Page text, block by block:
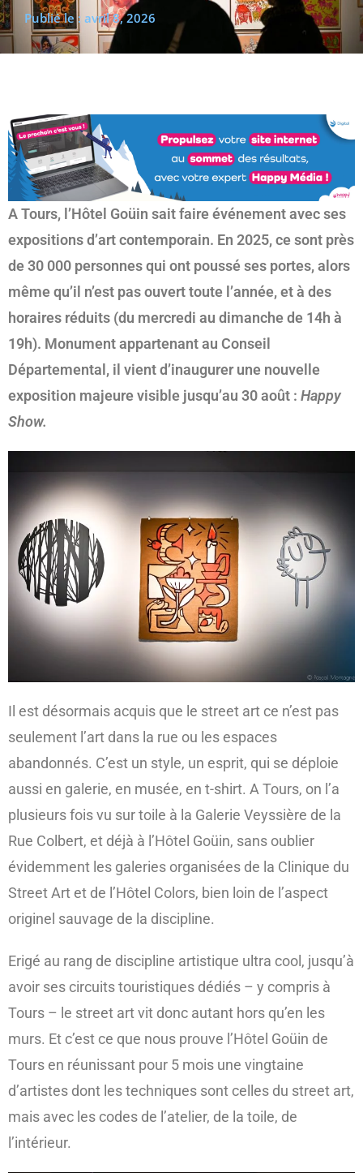
(re)découvrir le CCC OD « On veut mettre le feu à
Publié le : avril 8, 2026
A Tours, l’Hôtel Goüin sait faire événement avec ses
expositions d’art contemporain. En 2025, ce sont près
de 30 000 personnes qui ont poussé ses portes, alors
même qu’il n’est pas ouvert toute l’année, et à des
horaires réduits (du mercredi au dimanche de 14h à
19h). Monument appartenant au Conseil
Départemental, il vient d’inaugurer une nouvelle
exposition majeure visible jusqu’au 30 août : Happy
Show.
Il est désormais acquis que le street art ce n’est pas
seulement l’art dans la rue ou les espaces
abandonnés. C’est un style, un esprit, qui se déploie
aussi en galerie, en musée, en t-shirt. A Tours, on l’a
plusieurs fois vu sur toile à la Galerie Veyssière de la
Rue Colbert, et déjà à l’Hôtel Goüin, sans oublier
évidemment les galeries organisées de la Clinique du
Street Art et de l’Hôtel Colors, bien loin de l’aspect
originel sauvage de la discipline.
Erigé au rang de discipline artistique ultra cool, jusqu’à
avoir ses circuits touristiques dédiés – y compris à
Tours – le street art vit donc autant hors qu’en les
murs. Et c’est ce que nous prouve l’Hôtel Goüin de
Tours en réunissant pour 5 mois une vingtaine
d’artistes dont les techniques sont celles du street art,
mais avec les codes de l’atelier, de la toile, de
l’intérieur.